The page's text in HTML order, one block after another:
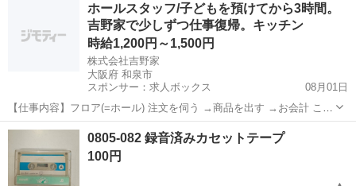
衣料服飾品、生活雑貨、家具、本、CD・DVDなどが無料でまとめて持
ち込めます！ ※詳細はこ...
ホールスタッフ/子どもを預けてから3時間。
吉野家で少しずつ仕事復帰。キッチン
時給1,200円～1,500円
株式会社吉野家
大阪府 和泉市
スポンサー：求人ボックス
08月01日
【仕事内容】フロア(=ホール) 注文を伺う →商品を出す →お会計 これ
が基本的な流れです。 テイクアウトの注文受け・お渡しも お願いしま
す! キッチン 牛丼などの調理・盛りつけ など <最初はフロアから> 研
修期間あり。 マニュ...
アルバイト・パート
0805-082 録音済みカセットテープ
100円